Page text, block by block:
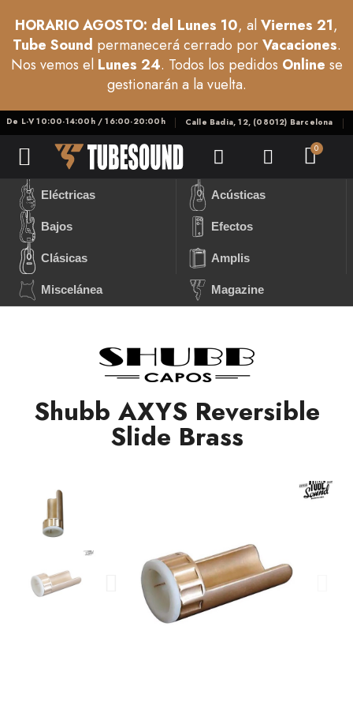
HORARIO AGOSTO: del Lunes 10, alViernes 21,
Tube Sound permanecerá cerrado porVacaciones.
Nos vemos el Lunes 24. Todos los pedidos Online se
gestionarán a la vuelta.
De L-V 10:00-14:00h / 16:00-20:00h Calle Badia, 12, (08012) Barcelona
Eléctricas Acústicas
Bajos Efectos
Clásicas Amplis
Miscelánea Magazine
Shubb AXYS Reversible
Slide Brass